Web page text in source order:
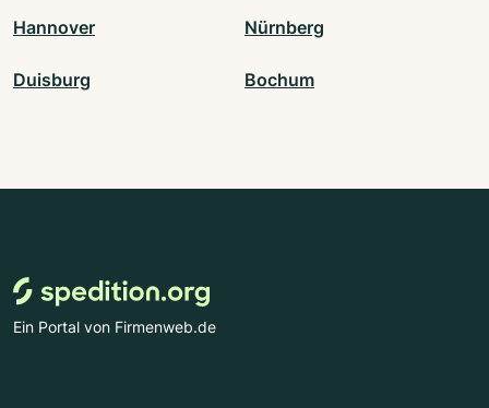
Hannover Nürnberg
Duisburg Bochum
Ein Portal von Firmenweb.de